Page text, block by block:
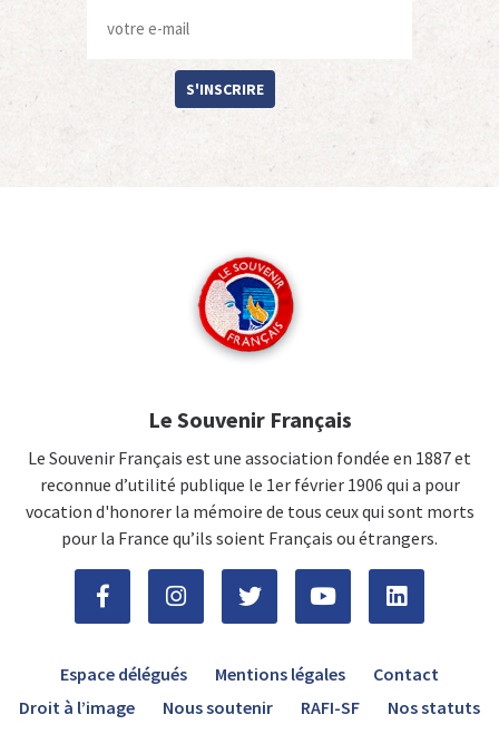
S'INSCRIRE
Le Souvenir Français
Le Souvenir Français est une association fondée en 1887 et
reconnue d’utilité publique le 1er février 1906 qui a pour
vocation d'honorer la mémoire de tous ceux qui sont morts
pour la France qu’ils soient Français ou étrangers.
Espace délégués Mentions légales
Contact
Droit à l’image
Nous soutenir RAFI-SF Nos statuts